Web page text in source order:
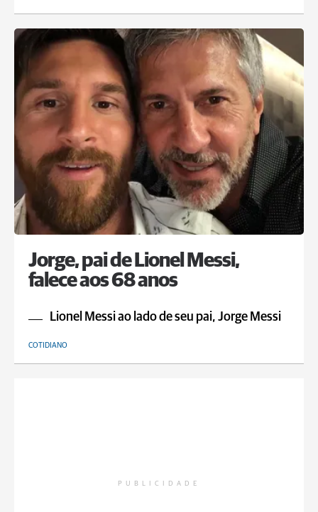
Jorge, pai de Lionel Messi,
falece aos 68 anos
Lionel Messi ao lado de seu pai, Jorge Messi
COTIDIANO
PUBLICIDADE